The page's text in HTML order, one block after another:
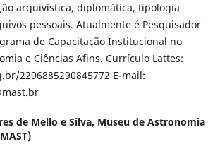
arquivística, diplomática, tipologia
pessoais. Atualmente é Pesquisador
de Capacitação Institucional no
e Ciências Afins. Currículo Lattes:
2296885290845772 E-mail:
de Mello e Silva, Museu de Astronomia